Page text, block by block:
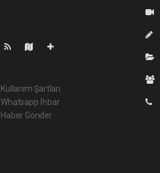
Kullanım Şartları
Whatsapp İhbar
Haber Gönder